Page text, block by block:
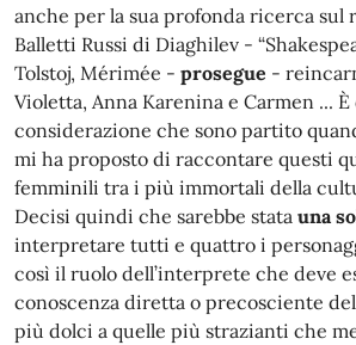
anche per la sua profonda ricerca sul
Balletti Russi di Diaghilev -
Tolstoj, Mérimée - prosegue -
Violetta, Anna Karenina e Carmen ... È
considerazione che sono partito
mi ha proposto di raccontare questi
femminili tra i più immortali della
Decisi quindi che sarebbe stata una
interpretare tutti e quattro i
così il ruolo dell’interprete che deve
conoscenza diretta o precosciente
più dolci a quelle più strazianti che